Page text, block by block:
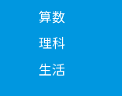
算数
理科
生活